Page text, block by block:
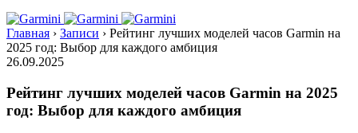
Главная › Записи › Рейтинг лучших моделей часов Garmin на
2025 год: Выбор для каждого амбиция
26.09.2025
Рейтинг лучших моделей часов Garmin на 2025
год: Выбор для каждого амбиция